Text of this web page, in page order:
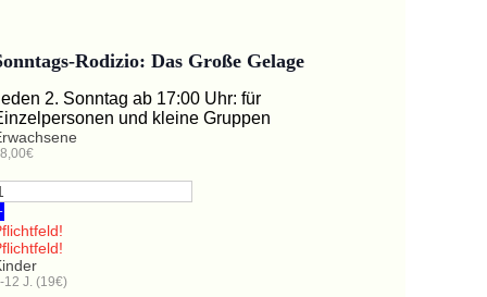
Rodizio: Das Große Gelage
2. Sonntag ab 17:00 Uhr: für
und kleine Gruppen
12 J. (19€)